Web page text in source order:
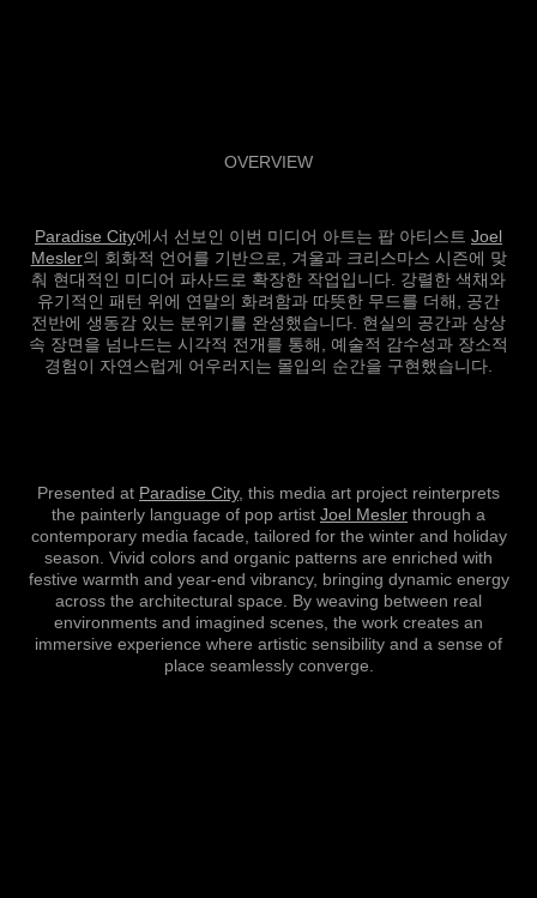
OVERVIEW
Paradise City에서 선보인 이번 미디어 아트는 팝 아티스트 Joel
Mesler의 회화적 언어를 기반으로, 겨울과 크리스마스 시즌에 맞
춰 현대적인 미디어 파사드로 확장한 작업입니다. 강렬한 색채와
유기적인 패턴 위에 연말의 화려함과 따뜻한 무드를 더해, 공간
전반에 생동감 있는 분위기를 완성했습니다. 현실의 공간과 상상
속 장면을 넘나드는 시각적 전개를 통해, 예술적 감수성과 장소적
경험이 자연스럽게 어우러지는 몰입의 순간을 구현했습니다.
Presented at Paradise City, this media art project reinterprets
the painterly language of pop artist Joel Mesler through a
contemporary media facade, tailored for the winter and holiday
season. Vivid colors and organic patterns are enriched with
festive warmth and year-end vibrancy, bringing dynamic energy
across the architectural space. By weaving between real
environments and imagined scenes, the work creates an
immersive experience where artistic sensibility and a sense of
place seamlessly converge.